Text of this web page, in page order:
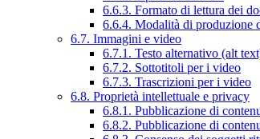
6.6.3. Formato di lettura dei
6.6.4. Modalità di produzione
6.7. Immagini e video
6.7.1. Testo alternativo (alt
6.7.2. Sottotitoli per i video
6.7.3. Trascrizioni per i video
6.8. Proprietà intellettuale e privacy
6.8.1. Pubblicazione di
6.8.2. Pubblicazione di